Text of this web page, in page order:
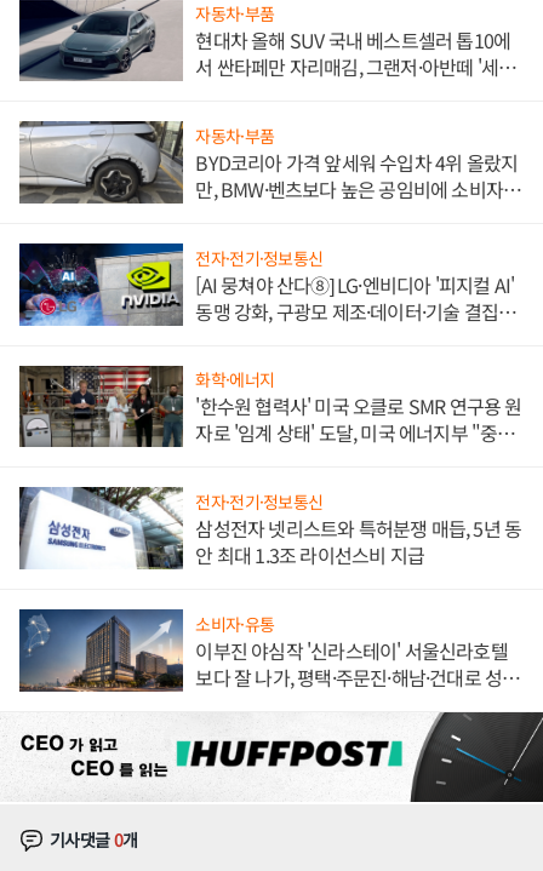
자동차·부품
현대차 올해 SUV 국내 베스트셀러 톱10에
서 싼타페만 자리매김, 그랜저·아반떼 '세단
자동차·부품
BYD코리아 가격 앞세워 수입차 4위 올랐지
만, BMW·벤츠보다 높은 공임비에 소비자
전자·전기·정보통신
[AI 뭉쳐야 산다⑧] LG·엔비디아 '피지컬 AI'
동맹 강화, 구광모 제조·데이터·기술 결집
화학·에너지
'한수원 협력사' 미국 오클로 SMR 연구용 원
자로 '임계 상태' 도달, 미국 에너지부 "중요
전자·전기·정보통신
삼성전자 넷리스트와 특허분쟁 매듭, 5년 동
안 최대 1.3조 라이선스비 지급
소비자·유통
이부진 야심작 '신라스테이' 서울신라호텔
보다 잘 나가, 평택·주문진·해남·건대로 성
기사댓글0개